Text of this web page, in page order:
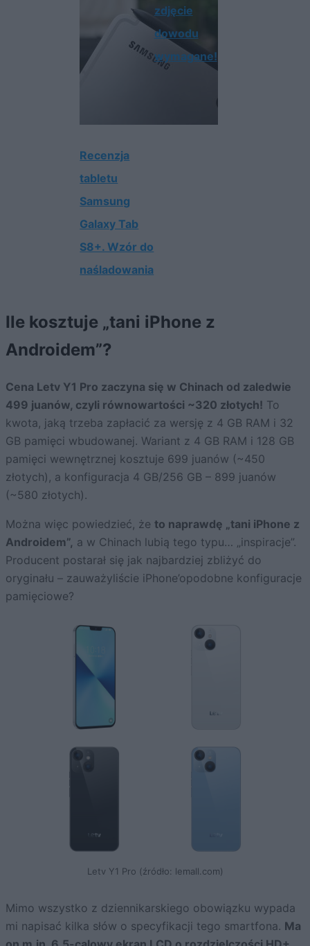
Recenzja
tabletu
Samsung
Galaxy Tab
S8+. Wzór do
naśladowania
zdjęcie
dowodu
wymagane!
Ile kosztuje „tani iPhone z
Androidem”?
Cena Letv Y1 Pro zaczyna się w Chinach od zaledwie
499 juanów, czyli równowartości ~320 złotych! To
kwota, jaką trzeba zapłacić za wersję z 4 GB RAM i 32
GB pamięci wbudowanej. Wariant z 4 GB RAM i 128 GB
pamięci wewnętrznej kosztuje 699 juanów (~450
złotych), a konfiguracja 4 GB/256 GB – 899 juanów
(~580 złotych).
Można więc powiedzieć, że to naprawdę „tani iPhone z
Androidem”, a w Chinach lubią tego typu… „inspiracje”.
Producent postarał się jak najbardziej zbliżyć do
oryginału – zauważyliście iPhone’opodobne konfiguracje
pamięciowe?
Letv Y1 Pro (źródło: lemall.com)
Mimo wszystko z dziennikarskiego obowiązku wypada
mi napisać kilka słów o specyfikacji tego smartfona. Ma